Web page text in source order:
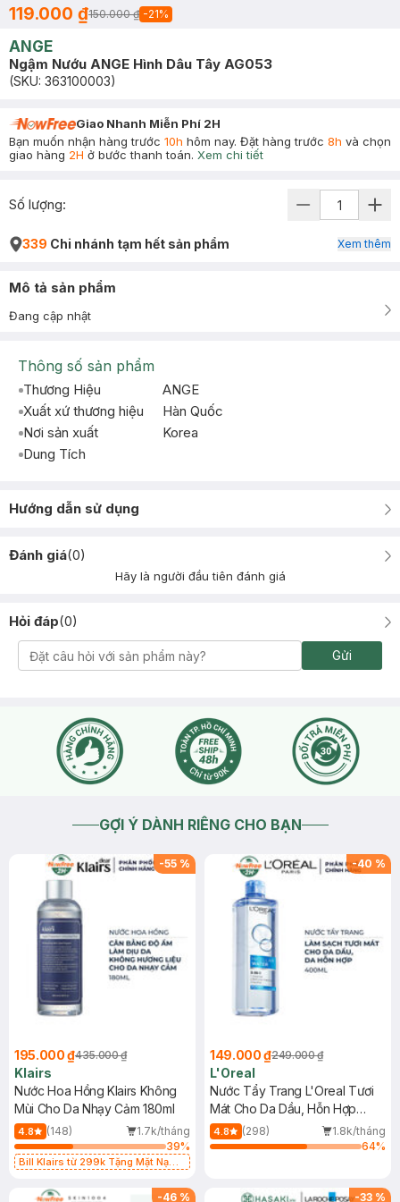
119.000 ₫150.000 ₫ -21%
ANGE
Ngậm Nướu ANGE Hình Dâu Tây AG053
(SKU: 363100003)
Giao Nhanh Miễn Phí 2H
Bạn muốn nhận hàng trước 10h hôm nay. Đặt hàng trước 8h và chọn
giao hàng 2H ở bước thanh toán. Xem chi tiết
Số lượng:
339 Chi nhánh tạm hết sản phẩm Xem thêm
Mô tả sản phẩm
Đang cập nhật
Thông số sản phẩm
Thương Hiệu
ANGE
Xuất xứ thương hiệu
Hàn Quốc
Nơi sản xuất
Korea
Dung Tích
Hướng dẫn sử dụng
Đánh giá(0)
Hãy là người đầu tiên đánh giá
Hỏi đáp(0)
Gửi
GỢI Ý DÀNH RIÊNG CHO BẠN
-55 %
195.000 ₫435.000 ₫
Klairs
Nước Hoa Hồng Klairs Không
Mùi Cho Da Nhạy Cảm 180ml
4.8 (148)
1.7k/tháng
39%
Bill Klairs từ 299k Tặng Mặt Nạ
25ml (SL Có Hạn)
-40 %
149.000 ₫249.000 ₫
L'Oreal
Nước Tẩy Trang L'Oreal Tươi
Mát Cho Da Dầu, Hỗn Hợp
400ml
4.8 (298)
1.8k/tháng
64%
-46 % -33 %